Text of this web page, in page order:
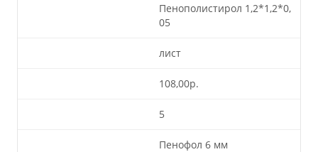
Пенополистирол 1,2*1,2*0,
05
лист
108,00р.
5
Пенофол 6 мм